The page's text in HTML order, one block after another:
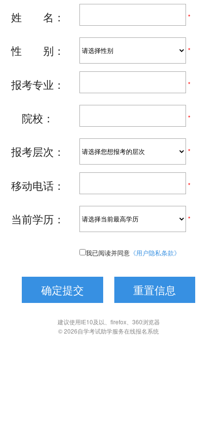
姓 名： *
性 别： *
报考专业： *
院校： *
报考层次： *
移动电话： *
当前学历： *
我已阅读并同意《用户隐私条款》
建议使用IE10及以、firefox、360浏览器
© 2026自学考试助学服务在线报名系统